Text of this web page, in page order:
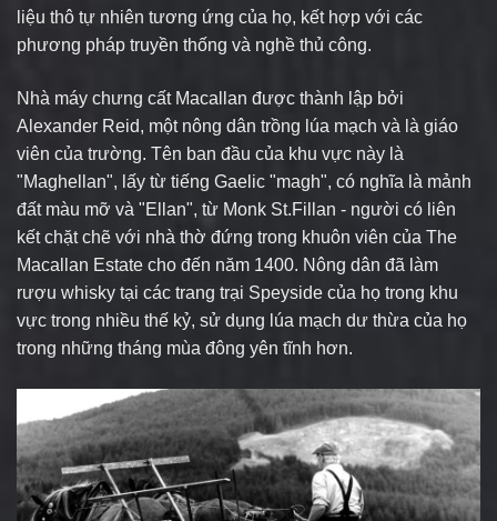
liệu thô tự nhiên tương ứng của họ, kết hợp với các
phương pháp truyền thống và nghề thủ công.
Nhà máy chưng cất Macallan được thành lập bởi
Alexander Reid, một nông dân trồng lúa mạch và là giáo
viên của trường. Tên ban đầu của khu vực này là
"Maghellan", lấy từ tiếng Gaelic "magh", có nghĩa là mảnh
đất màu mỡ và "Ellan", từ Monk St.Fillan - người có liên
kết chặt chẽ với nhà thờ đứng trong khuôn viên của The
Macallan Estate cho đến năm 1400. Nông dân đã làm
rượu whisky tại các trang trại Speyside của họ trong khu
vực trong nhiều thế kỷ, sử dụng lúa mạch dư thừa của họ
trong những tháng mùa đông yên tĩnh hơn.